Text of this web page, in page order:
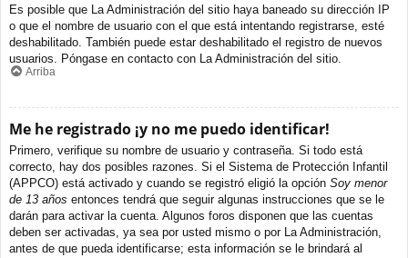
Es posible que La Administración del sitio haya baneado su dirección IP
o que el nombre de usuario con el que está intentando registrarse, esté
deshabilitado. También puede estar deshabilitado el registro de nuevos
usuarios. Póngase en contacto con La Administración del sitio.
Arriba
Me he registrado ¡y no me puedo identificar!
Primero, verifique su nombre de usuario y contraseña. Si todo está
correcto, hay dos posibles razones. Si el Sistema de Protección Infantil
(APPCO) está activado y cuando se registró eligió la opción Soy menor
de 13 años entonces tendrá que seguir algunas instrucciones que se le
darán para activar la cuenta. Algunos foros disponen que las cuentas
deben ser activadas, ya sea por usted mismo o por La Administración,
antes de que pueda identificarse; esta información se le brindará al